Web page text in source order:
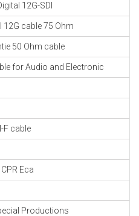
12G-SDI
12G cable 75 Ohm
50 Ohm cable
for Audio and Electronic
F cable
Eca
Productions